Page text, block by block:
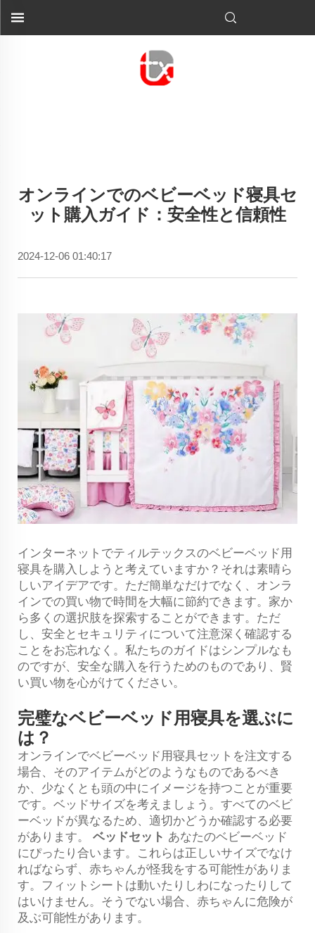
オンラインでのベビーベッド寝具セ
ット購入ガイド：安全性と信頼性
2024-12-06 01:40:17
インターネットでティルテックスのベビーベッド用
寝具を購入しようと考えていますか？それは素晴ら
しいアイデアです。ただ簡単なだけでなく、オンラ
インでの買い物で時間を大幅に節約できます。家か
ら多くの選択肢を探索することができます。ただ
し、安全とセキュリティについて注意深く確認する
ことをお忘れなく。私たちのガイドはシンプルなも
のですが、安全な購入を行うためのものであり、賢
い買い物を心がけてください。
完璧なベビーベッド用寝具を選ぶに
は？
オンラインでベビーベッド用寝具セットを注文する
場合、そのアイテムがどのようなものであるべき
か、少なくとも頭の中にイメージを持つことが重要
です。ベッドサイズを考えましょう。すべてのベビ
ーベッドが異なるため、適切かどうか確認する必要
があります。 ベッドセット あなたのベビーベッド
にぴったり合います。これらは正しいサイズでなけ
ればならず、赤ちゃんが怪我をする可能性がありま
す。フィットシートは動いたりしわになったりして
はいけません。そうでない場合、赤ちゃんに危険が
及ぶ可能性があります。